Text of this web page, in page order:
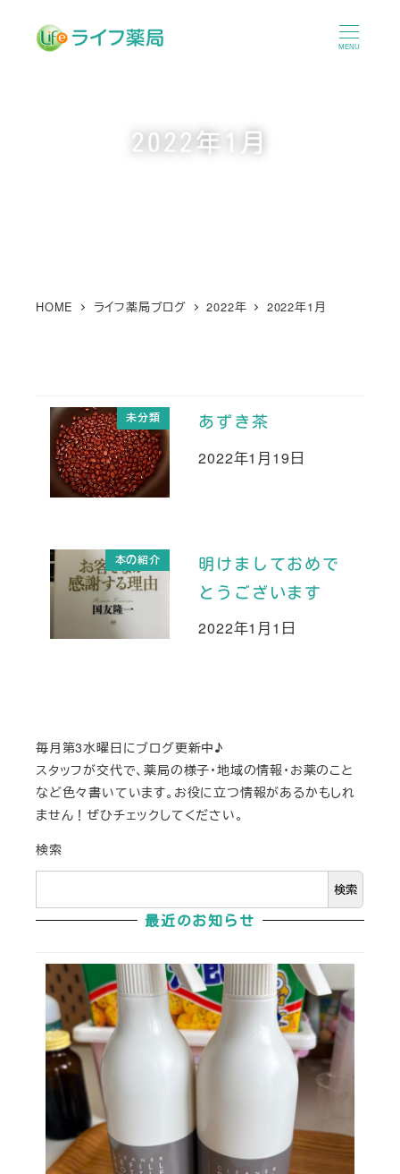
MENU
2022年1月
HOME ライフ薬局ブログ 2022年 2022年1月
未分類 あずき茶
投稿日
2022年1月19日
本の紹介
明けましておめで
とうございます
投稿日
2022年1月1日
毎月第3水曜日にブログ更新中♪
スタッフが交代で、薬局の様子・地域の情報・お薬のこと
など色々書いています。お役に立つ情報があるかもしれ
ません！ぜひチェックしてください。
検索
検索
最近のお知らせ